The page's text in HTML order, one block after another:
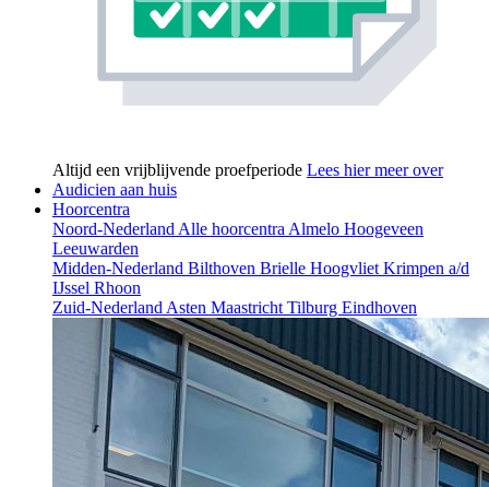
Altijd een vrijblijvende proefperiode Lees hier meer over
Audicien aan huis
Hoorcentra
Noord-Nederland Alle hoorcentra Almelo Hoogeveen
Leeuwarden
Midden-Nederland Bilthoven Brielle Hoogvliet Krimpen a/d
IJssel Rhoon
Zuid-Nederland Asten Maastricht Tilburg Eindhoven